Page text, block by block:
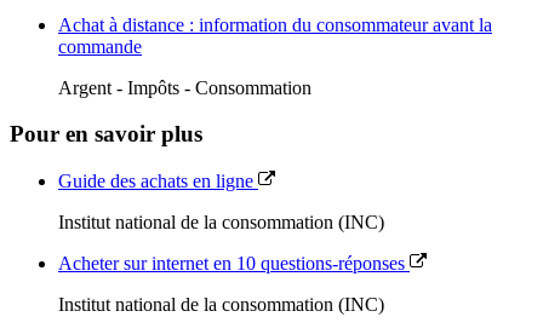
Achat à distance : information du consommateur avant la
commande
Argent - Impôts - Consommation
Pour en savoir plus
Guide des achats en ligne
Institut national de la consommation (INC)
Acheter sur internet en 10 questions-réponses
Institut national de la consommation (INC)